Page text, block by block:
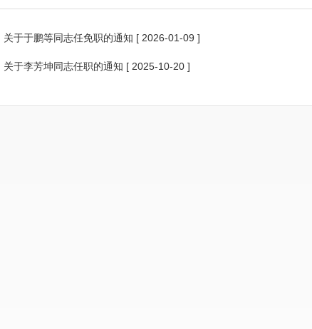
关于于鹏等同志任免职的通知 [ 2026-01-09 ]
关于李芳坤同志任职的通知 [ 2025-10-20 ]